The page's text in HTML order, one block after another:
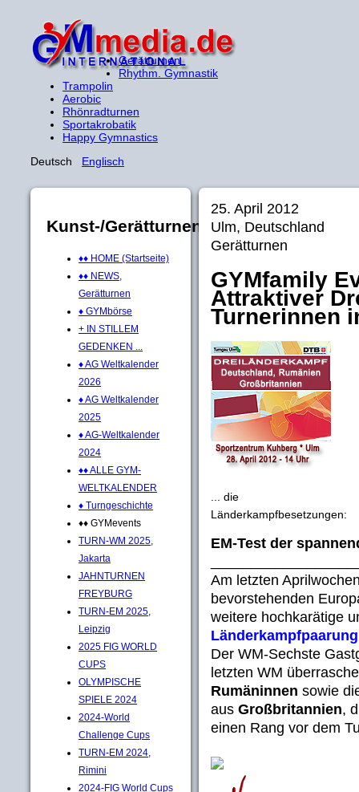
Gerätturnen
Rhythm. Gymnastik
Trampolin
Aerobic
Rhönradturnen
Sportakrobatik
Happy Gymnastics
Deutsch Englisch
Kunst-/Gerätturnen
♦♦ HOME (Startseite)
♦♦ NEWS,
Gerätturnen
♦ GYMbörse
+ IN STILLEM
GEDENKEN ...
♦ AG Weltkalender
2026
♦ AG Weltkalender
2025
♦ AG-Weltkalender
2024
♦♦ ALLE GYM-
WELTKALENDER
♦ Turngeschichte
♦♦ GYMevents
TURN-WM 2025,
Jakarta
JAHNTURNEN
FREYBURG
TURN-EM 2025,
Leipzig
2025 FIG WORLD
CUPS
OLYMPISCHE
SPIELE 2024
2024-World
Challenge Cups
TURN-EM 2024,
Rimini
2024-FIG World Cups
25. April 2012
Ulm, Deutschland
Gerätturnen
GYMfamily
Attraktiver
Turnerinnen
... die
Länderkampfbesetzungen:
EM-Test der
Am letzten
bevorstehenden
weitere hochkarätige
Der WM-Sechste
letzten WM
Rumäninnen sowie
aus Großbritannien,
einen Rang vor dem